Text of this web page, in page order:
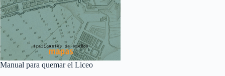
Manual para quemar el Liceo